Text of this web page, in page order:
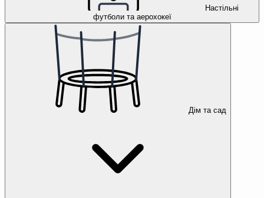
Настільні
футболи та аерохокеї
Дім та сад